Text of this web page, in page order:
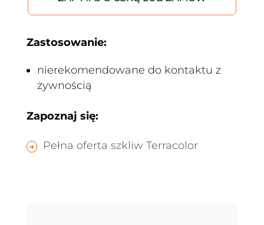
Zastosowanie:
nierekomendowane do kontaktu z
żywnością
Zapoznaj się:
Pełna oferta szkliw Terracolor